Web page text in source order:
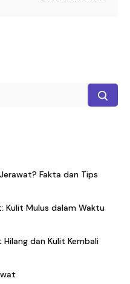
Fakta dan Tips
Kulit Mulus dalam Waktu
dan Kulit Kembali